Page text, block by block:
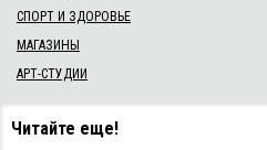
СПОРТ И ЗДОРОВЬЕ
МАГАЗИНЫ
АРТ-СТУДИИ
Читайте еще!